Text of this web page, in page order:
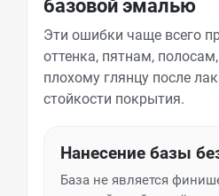
базовой эмалью
Эти ошибки чаще всего
оттенка, пятнам,
плохому глянцу после
стойкости покрытия.
Нанесение базы
База не является